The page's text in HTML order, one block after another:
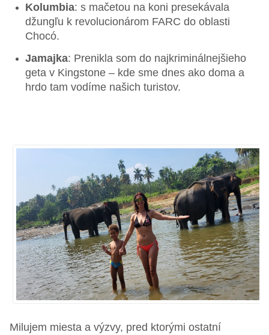
Kolumbia: s mačetou na koni presekávala
džungľu k revolucionárom FARC do oblasti
Chocó.
Jamajka: Prenikla som do najkriminálnejšieho
geta v Kingstone – kde sme dnes ako doma a
hrdo tam vodíme našich turistov.
Milujem miesta a výzvy, pred ktorými ostatní